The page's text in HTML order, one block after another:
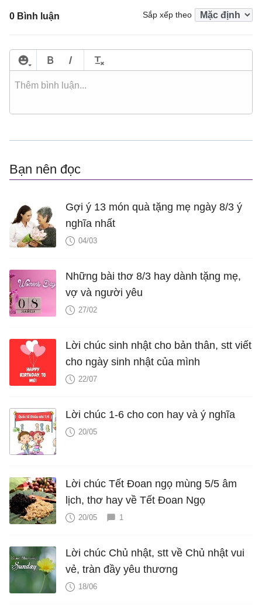
0 Bình luận Sắp xếp theo
Bạn nên đọc
Gợi ý 13 món quà tặng mẹ ngày 8/3 ý
nghĩa nhất
04/03
Những bài thơ 8/3 hay dành tặng mẹ,
vợ và người yêu
27/02
Lời chúc sinh nhật cho bản thân, stt viết
cho ngày sinh nhật của mình
22/07
Lời chúc 1-6 cho con hay và ý nghĩa
20/05
Lời chúc Tết Đoan ngọ mùng 5/5 âm
lịch, thơ hay về Tết Đoan Ngọ
20/05 1
Lời chúc Chủ nhật, stt về Chủ nhật vui
vẻ, tràn đầy yêu thương
18/06